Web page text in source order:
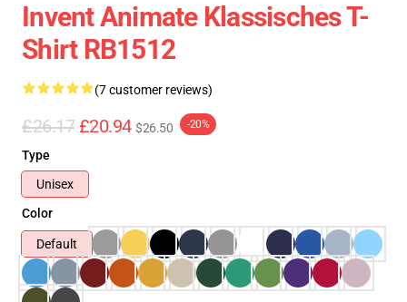
Invent Animate Klassisches T-
Shirt RB1512
(7 customer reviews)
£26.17 £20.94 $26.50 -20%
Type
Unisex
Color
Default